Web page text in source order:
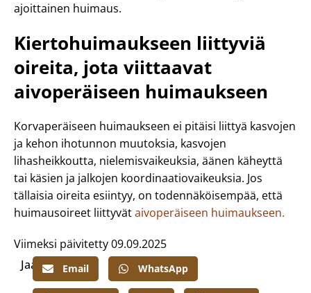
ajoittainen huimaus.
Kiertohuimaukseen liittyviä
oireita, jota viittaavat
aivoperäiseen huimaukseen
Korvaperäiseen huimaukseen ei pitäisi liittyä kasvojen
ja kehon ihotunnon muutoksia, kasvojen
lihasheikkoutta, nielemisvaikeuksia, äänen käheyttä
tai käsien ja jalkojen koordinaatiovaikeuksia. Jos
tällaisia oireita esiintyy, on todennäköisempää, että
huimausoireet liittyvätaivoperäiseen huimaukseen.
Viimeksi päivitetty 09.09.2025
Jaa:
Email WhatsApp